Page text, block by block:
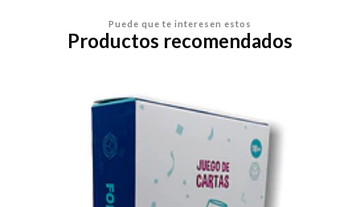
Puede que te interesen estos
Productos recomendados